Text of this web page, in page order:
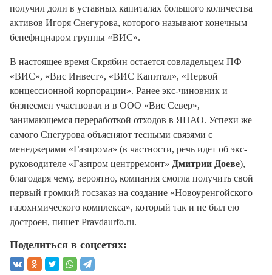
получил доли в уставных капиталах большого количества
активов Игоря Снегурова, которого называют конечным
бенефициаром группы «ВИС».
В настоящее время Скрябин остается совладельцем ПФ
«ВИС», «Вис Инвест», «ВИС Капитал», «Первой
концессионной корпорации». Ранее экс-чиновник и
бизнесмен участвовал и в ООО «Вис Север»,
занимающемся переработкой отходов в ЯНАО. Успехи же
самого Снегурова объясняют тесными связями с
менеджерами «Газпрома» (в частности, речь идет об экс-
руководителе «Газпром центрремонт» Дмитрии Доеве),
благодаря чему, вероятно, компания смогла получить свой
первый громкий госзаказ на создание «Новоуренгойского
газохимического комплекса», который так и не был ею
достроен, пишет Pravdaurfo.ru.
Поделиться в соцсетях: